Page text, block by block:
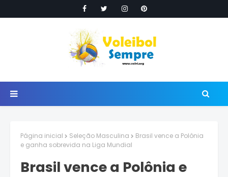
Página inicial Seleção Masculina
Brasil vence a Polônia
e ganha sobrevida na Liga Mundial
Brasil vence a Polônia e